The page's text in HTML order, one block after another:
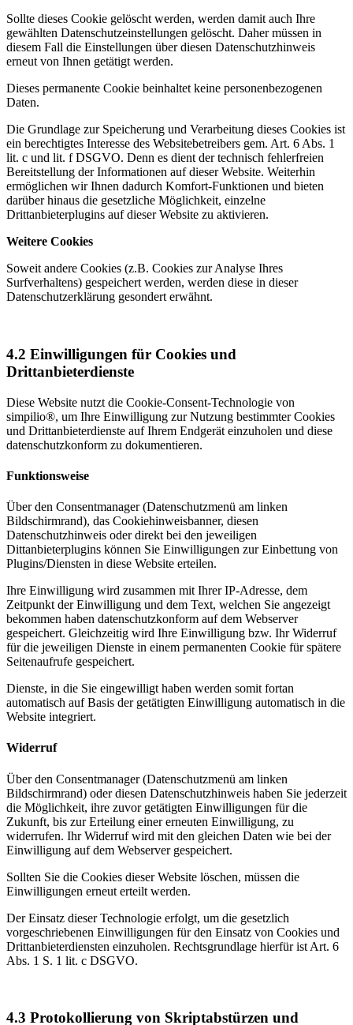
Sollte dieses Cookie gelöscht werden, werden damit auch Ihre
gewählten Datenschutzeinstellungen gelöscht. Daher müssen in
diesem Fall die Einstellungen über diesen Datenschutzhinweis
erneut von Ihnen getätigt werden.
Dieses permanente Cookie beinhaltet keine personenbezogenen
Daten.
Die Grundlage zur Speicherung und Verarbeitung dieses Cookies ist
ein berechtigtes Interesse des Websitebetreibers gem. Art. 6 Abs. 1
lit. c und lit. f DSGVO. Denn es dient der technisch fehlerfreien
Bereitstellung der Informationen auf dieser Website. Weiterhin
ermöglichen wir Ihnen dadurch Komfort-Funktionen und bieten
darüber hinaus die gesetzliche Möglichkeit, einzelne
Drittanbieterplugins auf dieser Website zu aktivieren.
Weitere Cookies
Soweit andere Cookies (z.B. Cookies zur Analyse Ihres
Surfverhaltens) gespeichert werden, werden diese in dieser
Datenschutzerklärung gesondert erwähnt.
4.2 Einwilligungen für Cookies und
Drittanbieterdienste
Diese Website nutzt die Cookie-Consent-Technologie von
simpilio®, um Ihre Einwilligung zur Nutzung bestimmter Cookies
und Drittanbieterdienste auf Ihrem Endgerät einzuholen und diese
datenschutzkonform zu dokumentieren.
Funktionsweise
Über den Consentmanager (Datenschutzmenü am linken
Bildschirmrand), das Cookiehinweisbanner, diesen
Datenschutzhinweis oder direkt bei den jeweiligen
Dittanbieterplugins können Sie Einwilligungen zur Einbettung von
Plugins/Diensten in diese Website erteilen.
Ihre Einwilligung wird zusammen mit Ihrer IP-Adresse, dem
Zeitpunkt der Einwilligung und dem Text, welchen Sie angezeigt
bekommen haben datenschutzkonform auf dem Webserver
gespeichert. Gleichzeitig wird Ihre Einwilligung bzw. Ihr Widerruf
für die jeweiligen Dienste in einem permanenten Cookie für spätere
Seitenaufrufe gespeichert.
Dienste, in die Sie eingewilligt haben werden somit fortan
automatisch auf Basis der getätigten Einwilligung automatisch in die
Website integriert.
Widerruf
Über den Consentmanager (Datenschutzmenü am linken
Bildschirmrand) oder diesen Datenschutzhinweis haben Sie jederzeit
die Möglichkeit, ihre zuvor getätigten Einwilligungen für die
Zukunft, bis zur Erteilung einer erneuten Einwilligung, zu
widerrufen. Ihr Widerruf wird mit den gleichen Daten wie bei der
Einwilligung auf dem Webserver gespeichert.
Sollten Sie die Cookies dieser Website löschen, müssen die
Einwilligungen erneut erteilt werden.
Der Einsatz dieser Technologie erfolgt, um die gesetzlich
vorgeschriebenen Einwilligungen für den Einsatz von Cookies und
Drittanbieterdiensten einzuholen. Rechtsgrundlage hierfür ist Art. 6
Abs. 1 S. 1 lit. c DSGVO.
4.3 Protokollierung von Skriptabstürzen und